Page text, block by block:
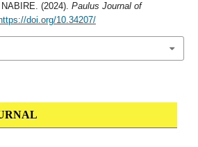
(2024). Paulus Journal of
https://doi.org/10.34207/